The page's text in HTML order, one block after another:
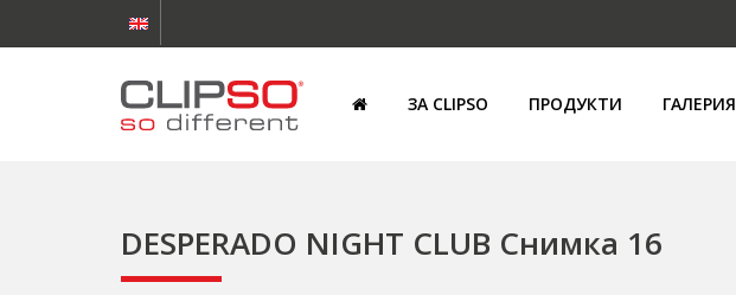
ЗА CLIPSO ПРОДУКТИ ГАЛЕРИЯ
DESPERADO NIGHT CLUB Снимка 16